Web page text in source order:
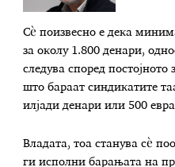
Сѐ поизвесно е дека
за околу 1.800 денари,
следува според
што бараат синдикатите
илјади денари или 500
Владата, тоа станува сѐ
ги исполни барањата на